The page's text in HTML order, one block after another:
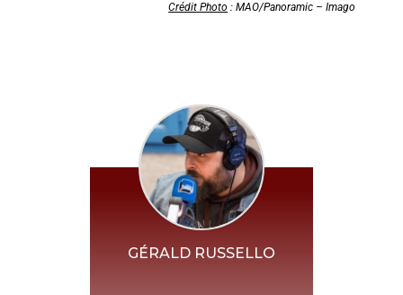
Crédit Photo : MAO/Panoramic – Imago
GÉRALD RUSSELLO